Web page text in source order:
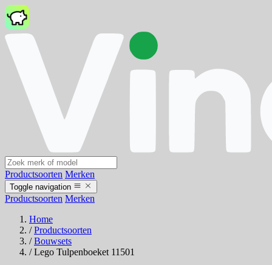
Productsoorten Merken
Toggle navigation
Productsoorten Merken
Home
/ Productsoorten
/ Bouwsets
/ Lego Tulpenboeket 11501